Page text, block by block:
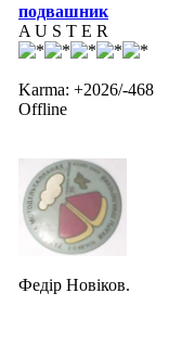
подвашник
A U S T E R
Karma: +2026/-468
Offline
Федір Новіков.